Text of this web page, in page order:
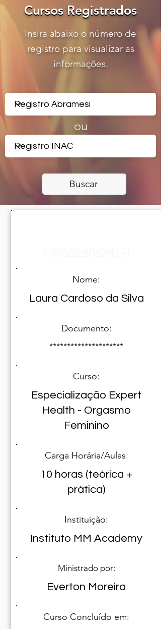
Cursos Registrados
Cursos Registrados
Insira abaixo o número de
registro para visualizar as
informações.
ou
Buscar
Nome:
Laura Cardoso da Silva
Documento:
*********************
Curso:
Especialização Expert
Health - Orgasmo
Feminino
Carga Horária/Aulas:
10 horas (teórica +
prática)
Instituição:
Instituto MM Academy
Ministrado por:
Everton Moreira
Curso Concluído em: